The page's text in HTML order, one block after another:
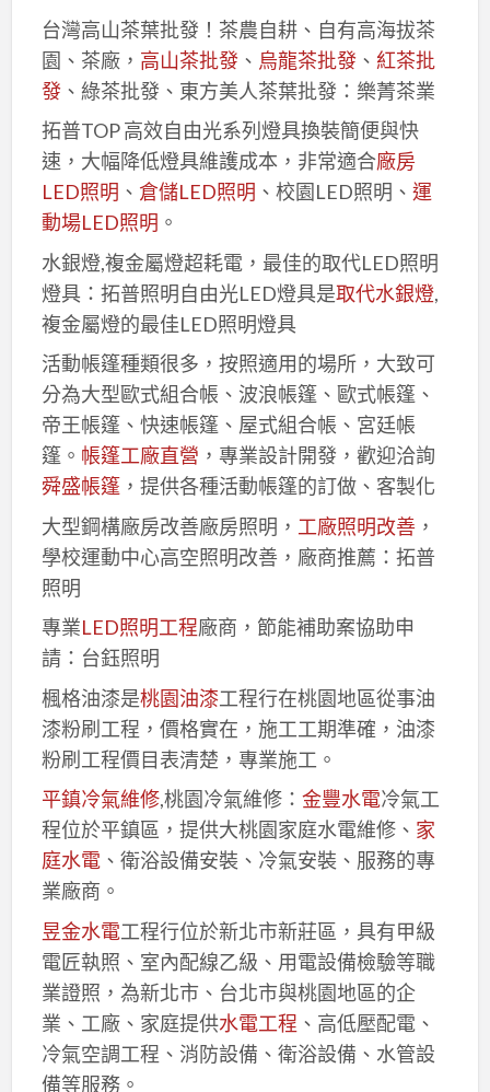
台灣高山茶葉批發！茶農自耕、自有高海拔茶
園、茶廠， 高山茶批發、 烏龍茶批發、 紅茶批
發、綠茶批發、東方美人茶葉批發：樂菁茶業
拓普TOP 高效自由光系列燈具換裝簡便與快
速，大幅降低燈具維護成本，非常適合廠房
LED照明 、 倉儲LED照明 、校園LED照明、 運
動場LED照明 。
水銀燈,複金屬燈超耗電，最佳的取代LED照明
燈具：拓普照明自由光LED燈具是取代水銀燈,
複金屬燈的最佳LED照明燈具
活動帳篷種類很多，按照適用的場所，大致可
分為大型歐式組合帳、波浪帳篷、歐式帳篷、
帝王帳篷、快速帳篷、屋式組合帳、宮廷帳
篷。 帳篷工廠直營 ，專業設計開發，歡迎洽詢
舜盛帳篷，提供各種活動帳篷的訂做、客製化
大型鋼構廠房改善廠房照明， 工廠照明改善，
學校運動中心高空照明改善，廠商推薦：拓普
照明
專業LED照明工程廠商，節能補助案協助申
請：台鈺照明
楓格油漆是桃園油漆工程行在桃園地區從事油
漆粉刷工程，價格實在，施工工期準確，油漆
粉刷工程價目表清楚，專業施工。
平鎮冷氣維修,桃園冷氣維修： 金豐水電冷氣工
程位於平鎮區，提供大桃園家庭水電維修、 家
庭水電、衛浴設備安裝、冷氣安裝、服務的專
業廠商。
昱金水電工程行位於新北市新莊區，具有甲級
電匠執照、室內配線乙級、用電設備檢驗等職
業證照，為新北市、台北市與桃園地區的企
業、工廠、家庭提供水電工程 、高低壓配電、
冷氣空調工程、消防設備、衛浴設備、水管設
備等服務。